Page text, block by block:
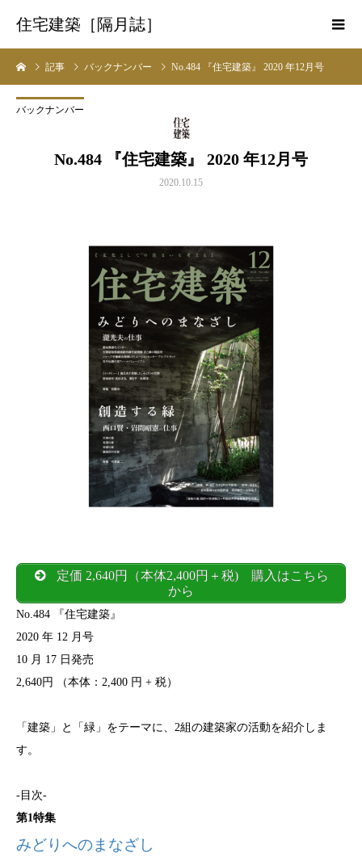
住宅建築［隔月誌］
記事 バックナンバー No.484 『住宅建築』 2020 年12月号
バックナンバー
No.484 『住宅建築』 2020 年12月号
2020.10.15
定価 2,640円（本体2,400円＋税) 購入はこちら
から
No.484 『住宅建築』
2020 年 12 月号
10 月 17 日発売
2,640円 （本体：2,400 円 + 税）
「建築」と「緑」をテーマに、2組の建築家の活動を紹介しま
す。
-目次-
第1特集
みどりへのまなざし